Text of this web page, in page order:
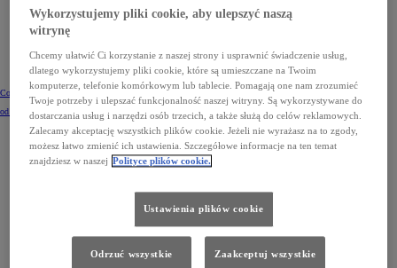
Corolla Sedan
od 541 zł netto/mc
Wykorzystujemy pliki cookie, aby ulepszyć naszą
witrynę
Chcemy ułatwić Ci korzystanie z naszej strony i usprawnić świadczenie usług,
dlatego wykorzystujemy pliki cookie, które są umieszczane na Twoim
komputerze, telefonie komórkowym lub tablecie. Pomagają one nam zrozumieć
Twoje potrzeby i ulepszać funkcjonalność naszej witryny. Są wykorzystywane do
dostarczania usług i narzędzi osób trzecich, a także służą do celów reklamowych.
Zalecamy akceptację wszystkich plików cookie. Jeżeli nie wyrażasz na to zgody,
możesz łatwo zmienić ich ustawienia. Szczegółowe informacje na ten temat
znajdziesz w naszej Polityce plików cookie.
Ustawienia plików cookie
Odrzuć wszystkie Zaakceptuj wszystkie